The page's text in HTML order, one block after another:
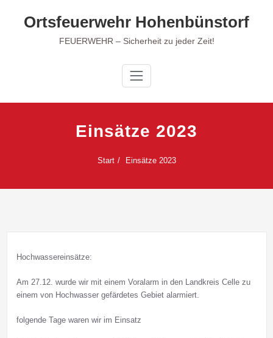
Ortsfeuerwehr Hohenbünstorf
FEUERWEHR – Sicherheit zu jeder Zeit!
Einsätze 2023
Start Einsätze 2023
Hochwassereinsätze:
Am 27.12. wurde wir mit einem Voralarm in den Landkreis Celle zu
einem von Hochwasser gefärdetes Gebiet alarmiert.
folgende Tage waren wir im Einsatz